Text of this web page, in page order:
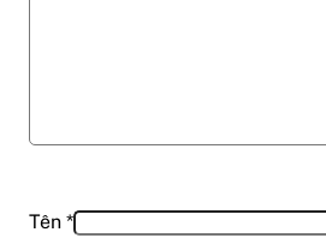
Tên *